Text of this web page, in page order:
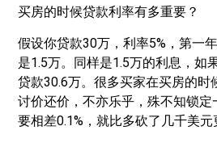
买房的时候贷款利率有多重要？
假设你贷款30万，利率5%，第一
是1.5万。同样是1.5万的利息，如
贷款30.6万。很多买家在买房的时
讨价还价，不亦乐乎，殊不知锁定
要相差0.1%，就比多砍了几千美元